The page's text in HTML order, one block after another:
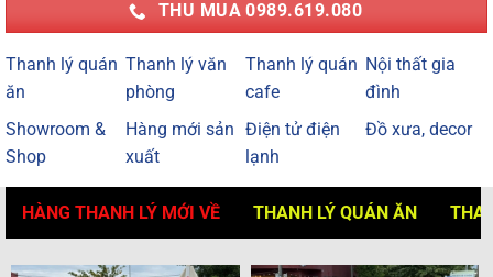
THU MUA 0989.619.080
Thanh lý quán
ăn
Thanh lý văn
phòng
Thanh lý quán
cafe
Nội thất gia
đình
Showroom &
Shop
Hàng mới sản
xuất
Điện tử điện
lạnh
Đồ xưa, decor
HÀNG THANH LÝ MỚI VỀ THANH LÝ QUÁN ĂN